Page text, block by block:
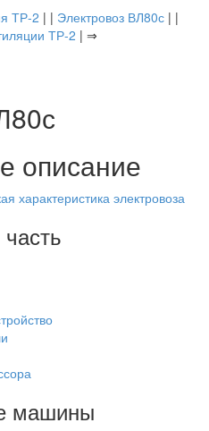
ТР-2 | | Электровоз ВЛ80с| |
ТР-2 | ⇒
описание
характеристика электровоза
машины